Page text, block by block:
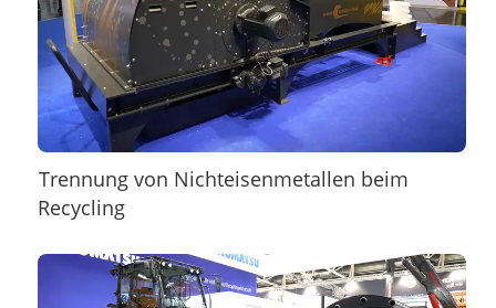
Trennung von Nichteisenmetallen beim
Recycling